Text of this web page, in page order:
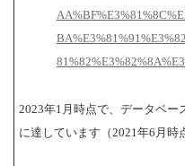
2023年1月時点で、データベー
に達しています（2021年6月時